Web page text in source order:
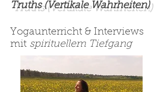
Truths (Vertikale Wahrheiten)
Yogaunterricht & Interviews
mit spirituellem Tiefgang